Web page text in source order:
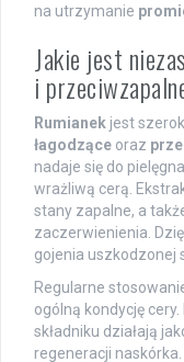
na utrzymanie
Jakie jest
i
Rumianek jest
łagodzące oraz
nadaje się do
wrażliwą cerą.
stany zapalne, a
zaczerwienienia.
gojenia uszkodzonej
Regularne
ogólną kondycję
składniku działają
regeneracji